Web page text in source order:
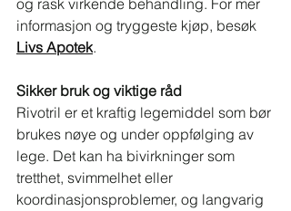
og rask virkende behandling. For mer
informasjon og tryggeste kjøp, besøk
Livs Apotek.
Sikker bruk og viktige råd
Rivotril er et kraftig legemiddel som bør
brukes nøye og under oppfølging av
lege. Det kan ha bivirkninger som
tretthet, svimmelhet eller
koordinasjonsproblemer, og langvarig